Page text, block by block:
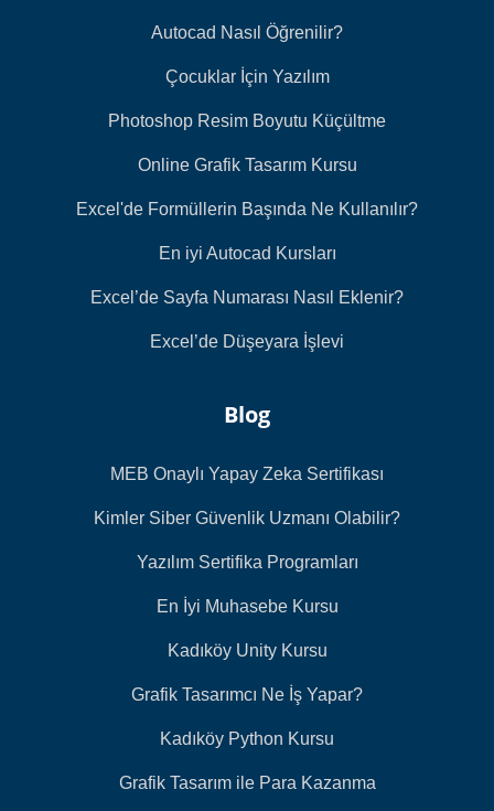
Autocad Nasıl Öğrenilir?
Çocuklar İçin Yazılım
Photoshop Resim Boyutu Küçültme
Online Grafik Tasarım Kursu
Excel'de Formüllerin Başında Ne Kullanılır?
En iyi Autocad Kursları
Excel’de Sayfa Numarası Nasıl Eklenir?
Excel’de Düşeyara İşlevi
Blog
MEB Onaylı Yapay Zeka Sertifikası
Kimler Siber Güvenlik Uzmanı Olabilir?
Yazılım Sertifika Programları
En İyi Muhasebe Kursu
Kadıköy Unity Kursu
Grafik Tasarımcı Ne İş Yapar?
Kadıköy Python Kursu
Grafik Tasarım ile Para Kazanma